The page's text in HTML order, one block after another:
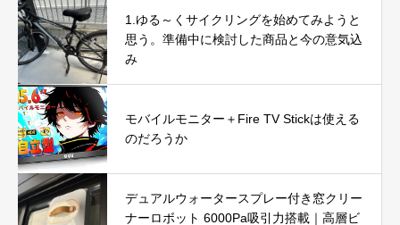
1.ゆる～くサイクリングを始めてみようと
思う。準備中に検討した商品と今の意気込
み
モバイルモニター＋Fire TV Stickは使える
のだろうか
デュアルウォータースプレー付き窓クリー
ナーロボット 6000Pa吸引力搭載｜高層ビ